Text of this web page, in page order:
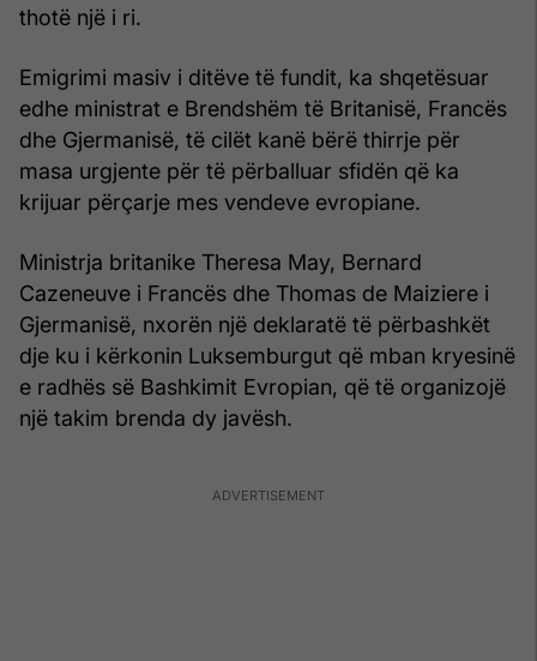
thotë një i ri.
Emigrimi masiv i ditëve të fundit, ka shqetësuar
edhe ministrat e Brendshëm të Britanisë, Francës
dhe Gjermanisë, të cilët kanë bërë thirrje për
masa urgjente për të përballuar sfidën që ka
krijuar përçarje mes vendeve evropiane.
Ministrja britanike Theresa May, Bernard
Cazeneuve i Francës dhe Thomas de Maiziere i
Gjermanisë, nxorën një deklaratë të përbashkët
dje ku i kërkonin Luksemburgut që mban kryesinë
e radhës së Bashkimit Evropian, që të organizojë
një takim brenda dy javësh.